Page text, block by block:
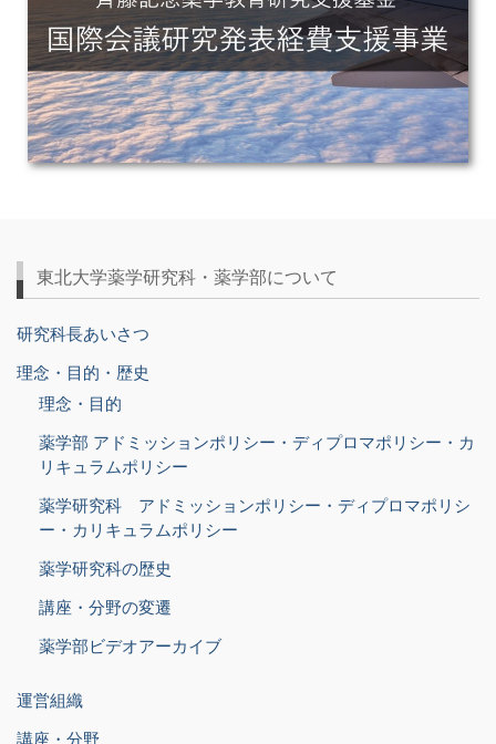
東北大学薬学研究科・薬学部について
研究科長あいさつ
理念・目的・歴史
理念・目的
薬学部 アドミッションポリシー・ディプロマポリシー・カ
リキュラムポリシー
薬学研究科 アドミッションポリシー・ディプロマポリシ
ー・カリキュラムポリシー
薬学研究科の歴史
講座・分野の変遷
薬学部ビデオアーカイブ
運営組織
講座・分野